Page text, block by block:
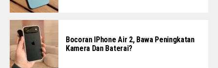
Bocoran IPhone Air 2, Bawa Peningkatan
Kamera Dan Baterai?